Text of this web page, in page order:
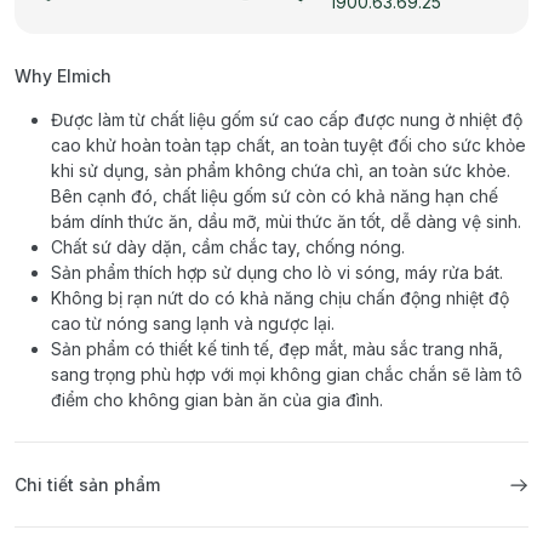
Why Elmich
Được làm từ chất liệu gốm sứ cao cấp được nung ở nhiệt độ
cao khử hoàn toàn tạp chất, an toàn tuyệt đối cho sức khỏe
khi sử dụng, sản phẩm không chứa chì, an toàn sức khỏe.
Bên cạnh đó, chất liệu gốm sứ còn có khả năng hạn chế
bám dính thức ăn, dầu mỡ, mùi thức ăn tốt, dễ dàng vệ sinh.
Chất sứ dày dặn, cầm chắc tay, chống nóng.
Sản phẩm thích hợp sử dụng cho lò vi sóng, máy rửa bát.
Không bị rạn nứt do có khả năng chịu chấn động nhiệt độ
cao từ nóng sang lạnh và ngược lại.
Sản phẩm có thiết kế tinh tế, đẹp mắt, màu sắc trang nhã,
sang trọng phù hợp với mọi không gian chắc chắn sẽ làm tô
điểm cho không gian bàn ăn của gia đình.
Chi tiết sản phẩm